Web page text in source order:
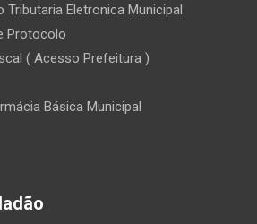
Tributaria Eletronica Municipal
Protocolo
( Acesso Prefeitura )
Básica Municipal